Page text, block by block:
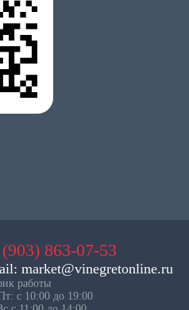
863-07-53
market@vinegretonline.ru
работы
с 10:00 до 19:00